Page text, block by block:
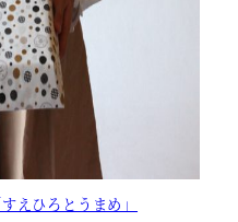
すえひろとうまめ」